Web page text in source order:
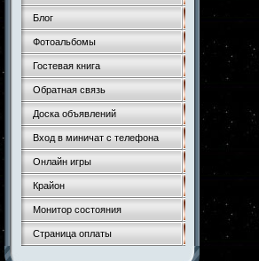
Блог
Фотоальбомы
Гостевая книга
Обратная связь
Доска объявлений
Вход в миничат с телефона
Онлайн игры
Крайон
Монитор состояния
Страница оплаты